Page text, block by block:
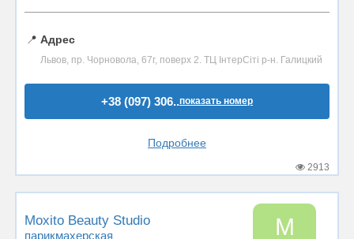
📍 Адрес
Львов, пр. Чорновола, 67г, поверх 2​. ТЦ ІнтерСіті р-н. Галицкий
+38 (097) 306..показать номер
Подробнее
2913
Moxito Beauty Studio
парикмахерская M